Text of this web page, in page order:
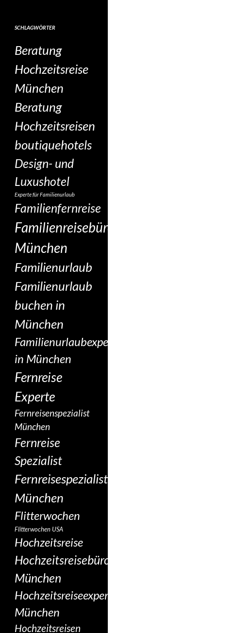
SCHLAGWÖRTER
Beratung
Hochzeitsreise
München
Beratung
Hochzeitsreisen
boutiquehotels
Design- und
Luxushotel
Experte für Familienurlaub
Familienfernreise
Familienreisebüro
München
Familienurlaub
Familienurlaub
buchen in
München
Familienurlaubexperte
in München
Fernreise
Experte
Fernreisenspezialist
München
Fernreise
Spezialist
Fernreisespezialist
München
Flitterwochen
Flitterwochen USA
Hochzeitsreise
Hochzeitsreisebüro
München
Hochzeitsreiseexperte
München
Hochzeitsreisen